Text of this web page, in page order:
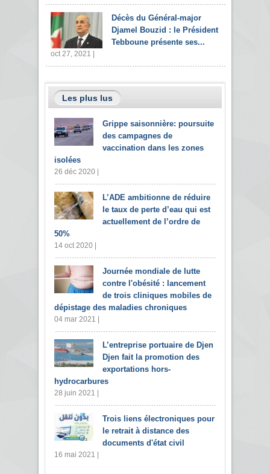
Décès du Général-major
Djamel Bouzid : le Président
Tebboune présente ses...
oct 27, 2021 |
Les plus lus
Grippe saisonnière: poursuite
des campagnes de
vaccination dans les zones
isolées
26 déc 2020 |
L’ADE ambitionne de réduire
le taux de perte d’eau qui est
actuellement de l’ordre de
50%
14 oct 2020 |
Journée mondiale de lutte
contre l'obésité : lancement
de trois cliniques mobiles de
dépistage des maladies chroniques
04 mar 2021 |
L’entreprise portuaire de Djen
Djen fait la promotion des
exportations hors-
hydrocarbures
28 juin 2021 |
Trois liens électroniques pour
le retrait à distance des
documents d'état civil
16 mai 2021 |